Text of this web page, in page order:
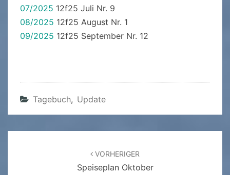
07/2025 12f25 Juli Nr. 9
08/2025 12f25 August Nr. 1
09/2025 12f25 September Nr. 12
Tagebuch, Update
VORHERIGER
Speiseplan Oktober